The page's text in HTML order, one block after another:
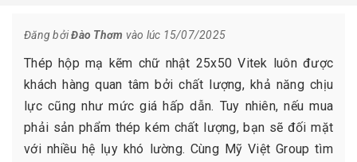
Đăng bởiĐào Thơm vào lúc 15/07/2025
Thép hộp mạ kẽm chữ nhật 25x50 Vitek luôn được
khách hàng quan tâm bởi chất lượng, khả năng chịu
lực cũng như mức giá hấp dẫn. Tuy nhiên, nếu mua
phải sản phẩm thép kém chất lượng, bạn sẽ đối mặt
với nhiều hệ lụy khó lường. Cùng Mỹ Việt Group tìm